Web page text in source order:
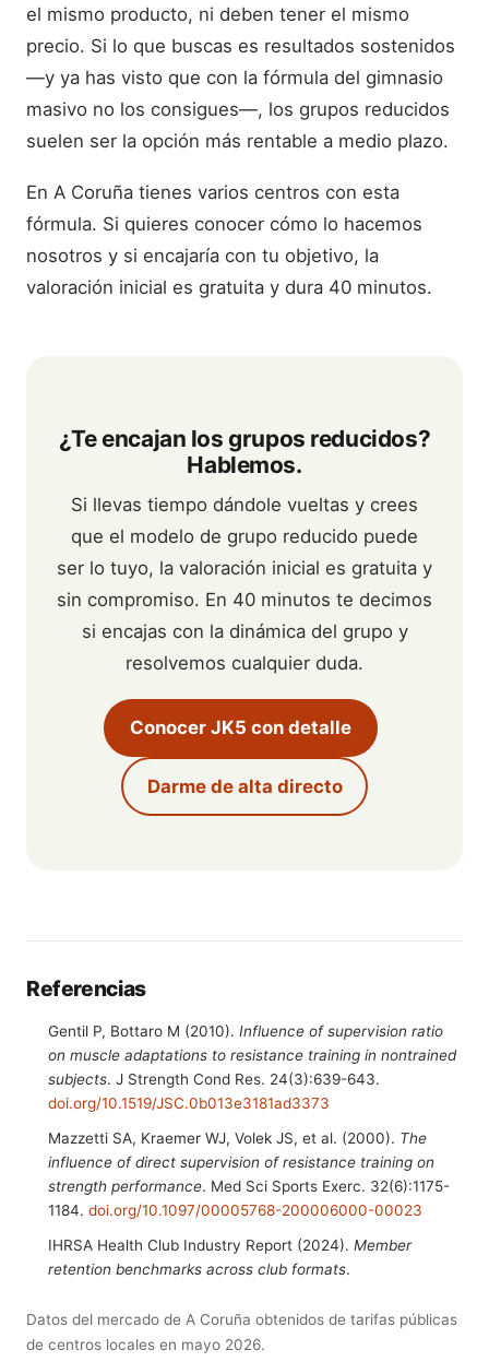
el mismo producto, ni deben tener el mismo
precio. Si lo que buscas es resultados sostenidos
—y ya has visto que con la fórmula del gimnasio
masivo no los consigues—, los grupos reducidos
suelen ser la opción más rentable a medio plazo.
En A Coruña tienes varios centros con esta
fórmula. Si quieres conocer cómo lo hacemos
nosotros y si encajaría con tu objetivo, la
valoración inicial es gratuita y dura 40 minutos.
¿Te encajan los grupos reducidos?
Hablemos.
Si llevas tiempo dándole vueltas y crees
que el modelo de grupo reducido puede
ser lo tuyo, la valoración inicial es gratuita y
sin compromiso. En 40 minutos te decimos
si encajas con la dinámica del grupo y
resolvemos cualquier duda.
Conocer JK5 con detalle
Darme de alta directo
Referencias
Gentil P, Bottaro M (2010). Influence of supervision ratio
on muscle adaptations to resistance training in nontrained
subjects. J Strength Cond Res. 24(3):639-643.
doi.org/10.1519/JSC.0b013e3181ad3373
Mazzetti SA, Kraemer WJ, Volek JS, et al. (2000). The
influence of direct supervision of resistance training on
strength performance. Med Sci Sports Exerc. 32(6):1175-
1184. doi.org/10.1097/00005768-200006000-00023
IHRSA Health Club Industry Report (2024). Member
retention benchmarks across club formats.
Datos del mercado de A Coruña obtenidos de tarifas públicas
de centros locales en mayo 2026.